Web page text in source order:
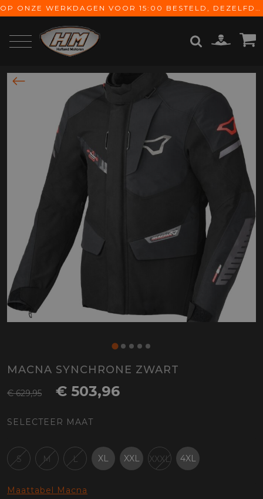
OP ONZE WERKDAGEN VOOR 15:00 BESTELD, DEZELFDE DAG VERZONDEN! GRATIS VERZENDING VANAF € 65,-
MACNA SYNCHRONE ZWART
€ 629,95 € 503,96
SELECTEER MAAT
S M L XL XXL XXXL 4XL
Maattabel Macna